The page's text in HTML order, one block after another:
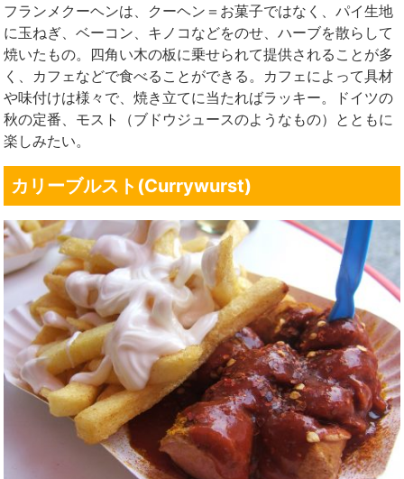
フランメクーヘンは、クーヘン＝お菓子ではなく、パイ生地
に玉ねぎ、ベーコン、キノコなどをのせ、ハーブを散らして
焼いたもの。四角い木の板に乗せられて提供されることが多
く、カフェなどで食べることができる。カフェによって具材
や味付けは様々で、焼き立てに当たればラッキー。ドイツの
秋の定番、モスト（ブドウジュースのようなもの）とともに
楽しみたい。
カリーブルスト(Currywurst)